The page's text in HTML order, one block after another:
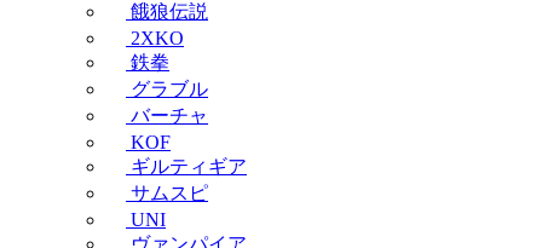
餓狼伝説
2XKO
鉄拳
グラブル
バーチャ
KOF
ギルティギア
サムスピ
UNI
ヴァンパイア